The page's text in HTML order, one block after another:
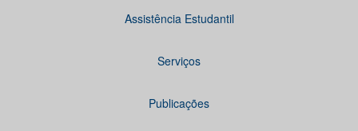
Assistência Estudantil
Serviços
Publicações